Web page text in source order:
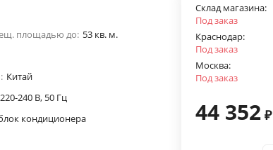
площадью до: 53 кв. м.
Китай
240 В, 50 Гц
кондиционера
Склад магазина:
Под заказ
Краснодар:
Под заказ
Москва:
Под заказ
44 352 ₽